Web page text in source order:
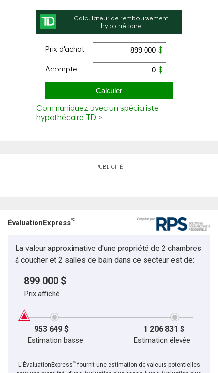
PUBLICITÉ
ÉvaluationExpressMC
La valeur approximative d'une propriété de 2 chambres
à coucher et 2 salles de bain dans ce secteur est de:
899 000 $
Prix affiché
953 649 $ 1 206 831 $
Estimation basse Estimation élevée
L'ÉvaluationExpressMCfournit une estimation de valeurs potentielles